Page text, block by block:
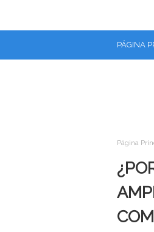
PÁGINA
Página